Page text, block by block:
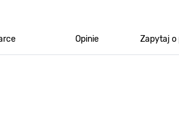
Opinie Zapytaj o